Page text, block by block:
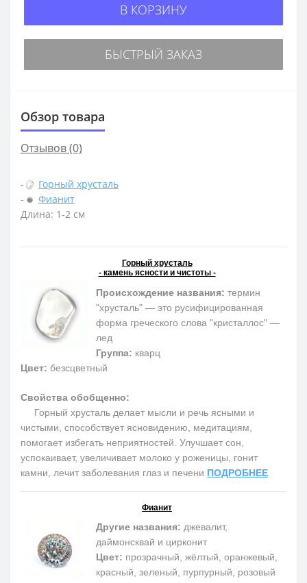
В КОРЗИНУ
БЫСТРЫЙ ЗАКАЗ
Обзор товара
Отзывов (0)
-
Горный хрусталь
-
Фианит
Длина: 1-2 см
Горный хрусталь
- камень ясности и чистоты -
Происхождение названия: термин
"хрусталь" — это русифицированная
форма греческого слова "кристаллос" —
лед
Группа: кварц
Цвет: безсцветный
Свойства обобщенно:
Горный хрусталь делает мысли и речь ясными и
чистыми, способствует ясновидению, медитациям,
помогает избегать неприятностей. Улучшает сон,
успокаивает, увеличивает молоко у роженицы, гонит
камни, лечит заболевания глаз и печени ПОДРОБНЕЕ
Фианит
Другие названия: джевалит,
даймонсквай и цирконит
Цвет: прозрачный, жёлтый, оранжевый,
красный, зеленый, пурпурный, розовый